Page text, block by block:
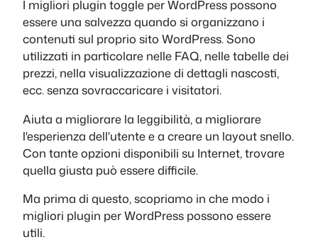
I migliori plugin toggle per WordPress possono
essere una salvezza quando si organizzano i
contenuti sul proprio sito WordPress. Sono
utilizzati in particolare nelle FAQ, nelle tabelle dei
prezzi, nella visualizzazione di dettagli nascosti,
ecc. senza sovraccaricare i visitatori.
Aiuta a migliorare la leggibilità, a migliorare
l'esperienza dell'utente e a creare un layout snello.
Con tante opzioni disponibili su Internet, trovare
quella giusta può essere difficile.
Ma prima di questo, scopriamo in che modo i
migliori plugin per WordPress possono essere
utili.